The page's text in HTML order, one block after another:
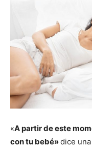
«A partir de este
con tu bebé»dice